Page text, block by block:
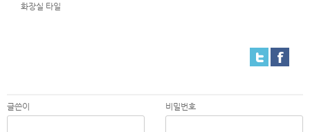
화장실 타일
글쓴이 비밀번호